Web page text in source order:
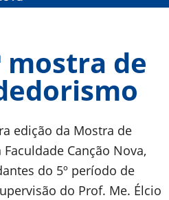
mostra de
edição da Mostra de
Canção Nova,
do 5º período de
do Prof. Me. Élcio